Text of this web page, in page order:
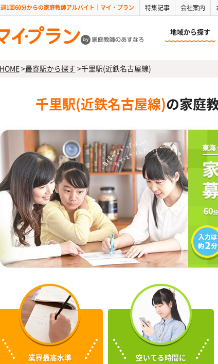
週1回60分からの家庭教師アルバイト｜マイ・プラン 特集記事 会社案内
地域から探す
HOME>最寄駅から探す >千里駅(近鉄名古屋線)
千里駅(近鉄名古屋線)の家庭
業界最高水準 空いてる時間に